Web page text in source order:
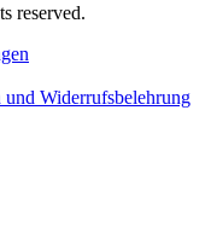
reserved.
Widerrufsbelehrung